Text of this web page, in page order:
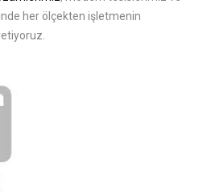
her ölçekten işletmenin